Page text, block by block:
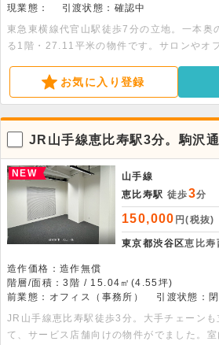
現業態：
引渡状態：確認中
東急東横線代官山駅徒歩7分の立地。一本奥
る1階・27.11平米の物件です。サロンやオ
お気に入り登録
JR山手線恵比寿駅3分。駒沢
階のサービス店舗向け、改築
物件。
NEW
山手線
恵比寿駅 徒歩3分
150,000 円(税抜)
東京都渋谷区恵比寿
造作価格：造作無償
階層/面積：3階 / 15.04㎡(4.55坪)
前業態：オフィス（事務所）
引渡状態：
JR山手線恵比寿駅徒歩3分。大手チェーン
て、サービス店舗向けの物件がでました。